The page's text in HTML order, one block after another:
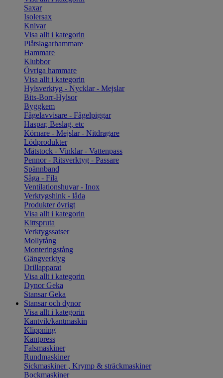
Saxar
Isolersax
Knivar
Visa allt i kategorin
Plåtslagarhammare
Hammare
Klubbor
Övriga hammare
Visa allt i kategorin
Hylsverktyg - Nycklar - Mejslar
Bits-Borr-Hylsor
Byggkem
Fågelavvisare - Fågelpiggar
Haspar, Beslag, etc
Körnare - Mejslar - Nitdragare
Lödprodukter
Mätstock - Vinklar - Vattenpass
Pennor - Ritsverktyg - Passare
Spännband
Såga - Fila
Ventilationshuvar - Inox
Verktygshink - låda
Produkter övrigt
Visa allt i kategorin
Kittspruta
Verktygssatser
Mollytång
Monteringstång
Gängverktyg
Drillapparat
Visa allt i kategorin
Dynor Geka
Stansar Geka
Stansar och dynor
Visa allt i kategorin
Kantvik/kantmaskin
Klippning
Kantpress
Falsmaskiner
Rundmaskiner
Sickmaskiner , Krymp & sträckmaskiner
Bockmaskiner